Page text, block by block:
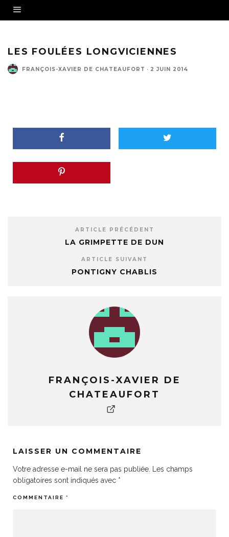
LES FOULÉES LONGVICIENNES
FRANÇOIS-XAVIER DE CHATEAUFORT · 2 JUIN 2014
ARTICLE PRÉCÉDENT
LA GRIMPETTE DE DUN
ARTICLE SUIVANT
PONTIGNY CHABLIS
FRANÇOIS-XAVIER DE
CHATEAUFORT
LAISSER UN COMMENTAIRE
Votre adresse e-mail ne sera pas publiée.
Les champs
obligatoires sont indiqués avec *
COMMENTAIRE *